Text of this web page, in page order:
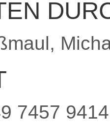
7457